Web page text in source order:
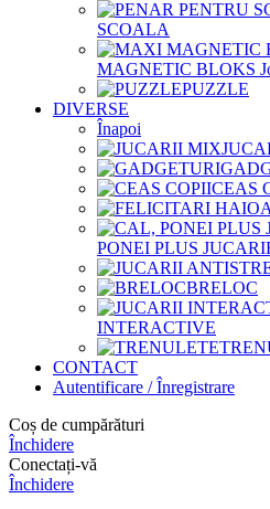
SCOALA
MAGNETIC BLOKS
PUZZLE
DIVERSE
Înapoi
CEAS
PONEI PLUS
BRELOC
INTERACTIVE
CONTACT
Autentificare / Înregistrare
Coș de cumpărături
Închidere
Conectați-vă
Închidere